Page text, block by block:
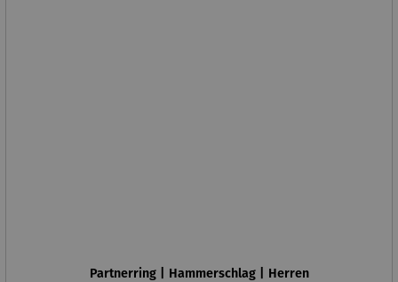
Partnerring | Hammerschlag | Herren